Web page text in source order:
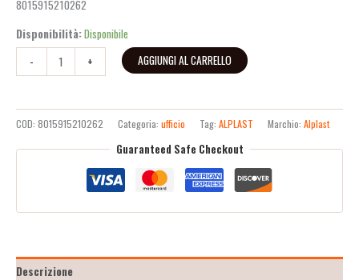
8015915210262
Disponibilità:Disponibile
-
+ AGGIUNGI AL CARRELLO
COD: 8015915210262 Categoria: ufficio Tag: ALPLAST Marchio: Alplast
Guaranteed Safe Checkout
Descrizione